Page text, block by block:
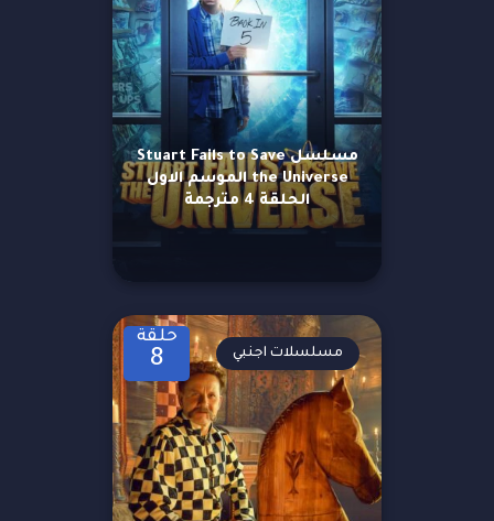
مسلسل Stuart Fails to Save
the Universe الموسم الاول
الحلقة 4 مترجمة
حلقة
8 مسلسلات اجنبي